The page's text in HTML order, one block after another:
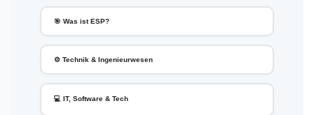
🎯 Was ist ESP?
⚙️ Technik & Ingenieurwesen
💻 IT, Software & Tech